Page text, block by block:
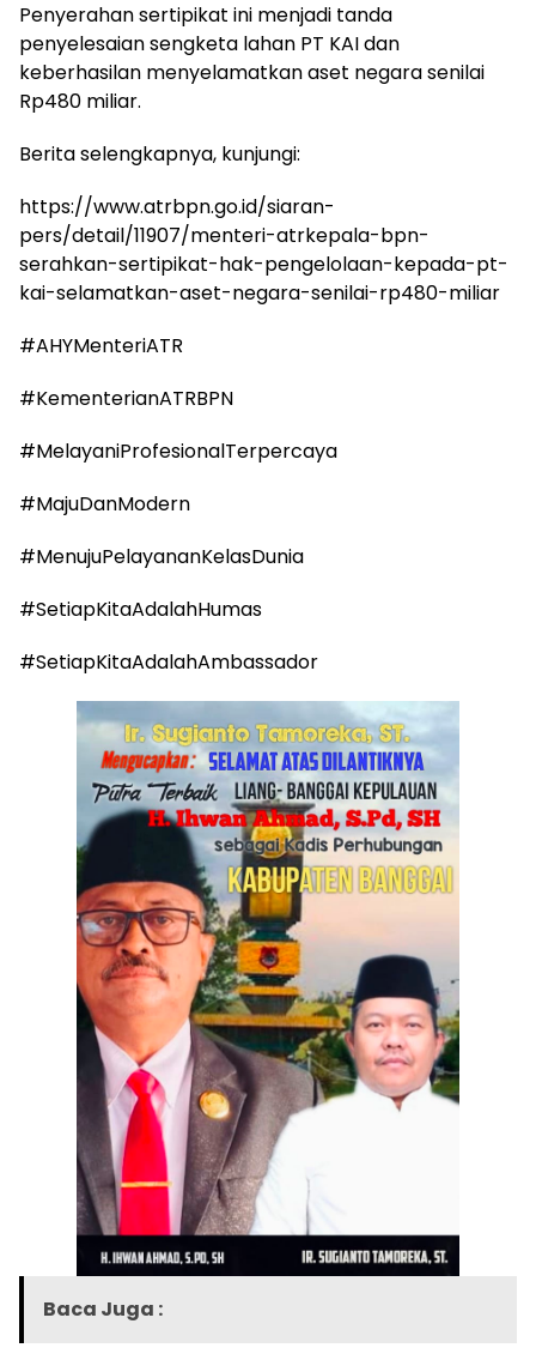
Penyerahan sertipikat ini menjadi tanda
penyelesaian sengketa lahan PT KAI dan
keberhasilan menyelamatkan aset negara senilai
Rp480 miliar.
Berita selengkapnya, kunjungi:
https://www.atrbpn.go.id/siaran-
pers/detail/11907/menteri-atrkepala-bpn-
serahkan-sertipikat-hak-pengelolaan-kepada-pt-
kai-selamatkan-aset-negara-senilai-rp480-miliar
#AHYMenteriATR
#KementerianATRBPN
#MelayaniProfesionalTerpercaya
#MajuDanModern
#MenujuPelayananKelasDunia
#SetiapKitaAdalahHumas
#SetiapKitaAdalahAmbassador
Baca Juga :